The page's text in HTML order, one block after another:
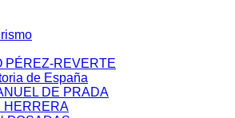
PÉREZ-REVERTE
de España
DE PRADA
HERRERA